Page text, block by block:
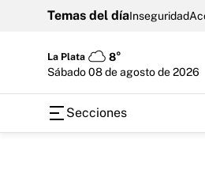
Temas del díaInseguridad
La Plata
8°
sábado 08 de agosto de 2026
Secciones